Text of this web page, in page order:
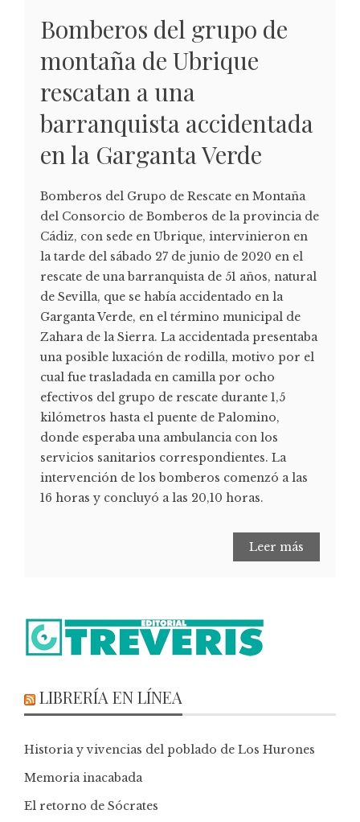
Bomberos del grupo de
montaña de Ubrique
rescatan a una
barranquista accidentada
en la Garganta Verde
Bomberos del Grupo de Rescate en Montaña
del Consorcio de Bomberos de la provincia de
Cádiz, con sede en Ubrique, intervinieron en
la tarde del sábado 27 de junio de 2020 en el
rescate de una barranquista de 51 años, natural
de Sevilla, que se había accidentado en la
Garganta Verde, en el término municipal de
Zahara de la Sierra. La accidentada presentaba
una posible luxación de rodilla, motivo por el
cual fue trasladada en camilla por ocho
efectivos del grupo de rescate durante 1,5
kilómetros hasta el puente de Palomino,
donde esperaba una ambulancia con los
servicios sanitarios correspondientes. La
intervención de los bomberos comenzó a las
16 horas y concluyó a las 20,10 horas.
Leer más
LIBRERÍA EN LÍNEA
Historia y vivencias del poblado de Los Hurones
Memoria inacabada
El retorno de Sócrates